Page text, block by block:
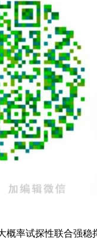
概率试探性联合强